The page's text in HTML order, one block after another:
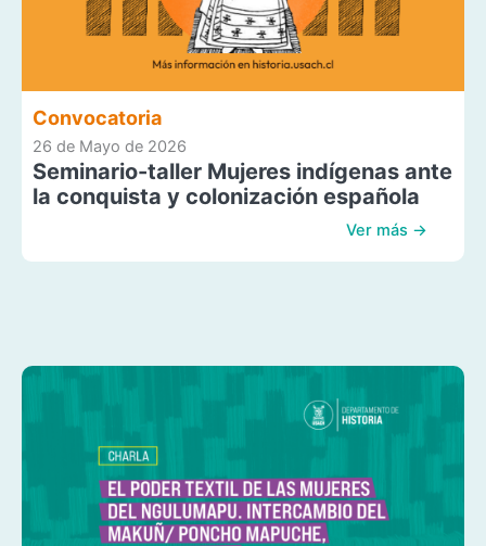
Convocatoria
26 de Mayo de 2026
Seminario-taller Mujeres indígenas ante
la conquista y colonización española
Ver más →